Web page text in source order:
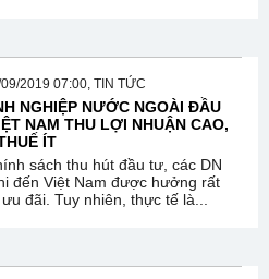
2019 07:00, TIN TỨC
NGHIỆP NƯỚC NGOÀI ĐẦU
NAM THU LỢI NHUẬN CAO,
ÍT
sách thu hút đầu tư, các DN
đến Việt Nam được hưởng rất
đãi. Tuy nhiên, thực tế là...